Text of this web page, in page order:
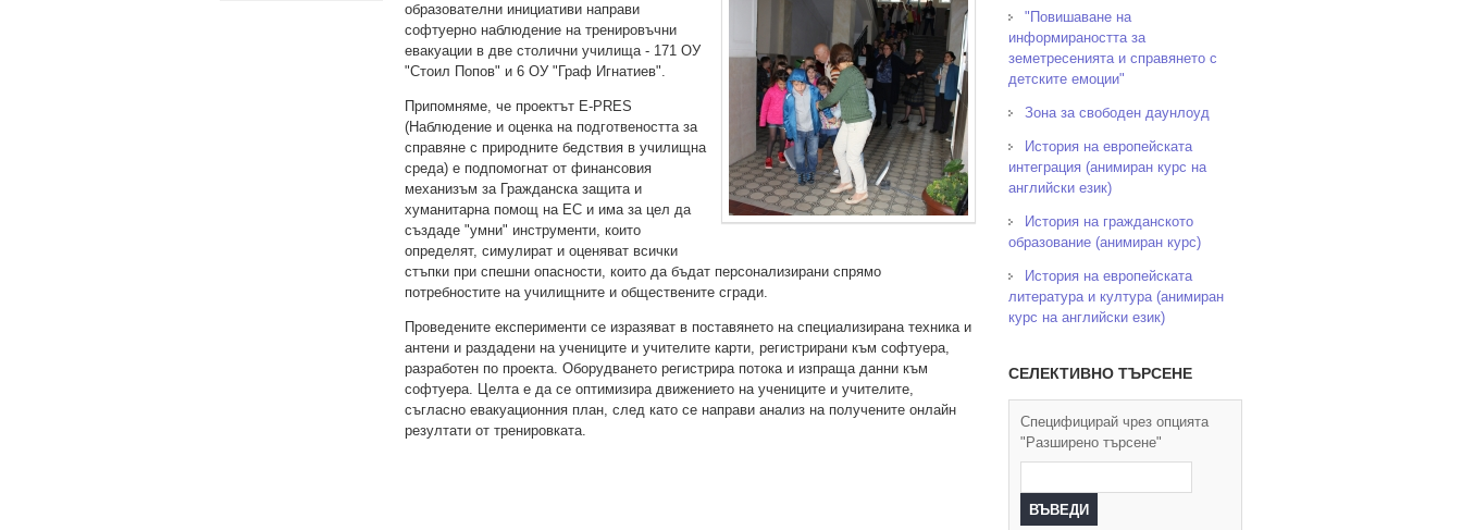
образователни инициативи направи
софтуерно наблюдение на тренировъчни
евакуации в две столични училища - 171 ОУ
"Стоил Попов" и 6 ОУ "Граф Игнатиев".
Припомняме, че проектът E-PRES
(Наблюдение и оценка на подготвеността за
справяне с природните бедствия в училищна
среда) е подпомогнат от финансовия
механизъм за Гражданска защита и
хуманитарна помощ на ЕС и има за цел да
създаде "умни" инструменти, които
определят, симулират и оценяват всички
стъпки при спешни опасности, които да бъдат персонализирани спрямо
потребностите на училищните и обществените сгради.
Проведените експерименти се изразяват в поставянето на специализирана техника и
антени и раздадени на учениците и учителите карти, регистрирани към софтуера,
разработен по проекта. Оборудването регистрира потока и изпраща данни към
софтуера. Целта е да се оптимизира движението на учениците и учителите,
съгласно евакуационния план, след като се направи анализ на получените онлайн
резултати от тренировката.
"Повишаване на
информираността за
земетресенията и справянето с
детските емоции"
Зона за свободен даунлоуд
История на европейската
интеграция (анимиран курс на
английски език)
История на гражданското
образование (анимиран курс)
История на европейската
литература и култура (анимиран
курс на английски език)
СЕЛЕКТИВНО ТЪРСЕНЕ
Специфицирай чрез опцията
"Разширено търсене"